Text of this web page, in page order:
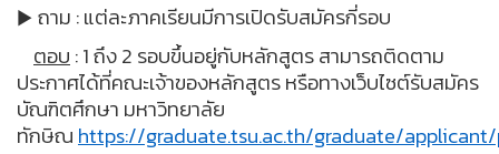
▶ ถาม : แต่ละภาคเรียนมีการเปิดรับสมัครกี่รอบ
ตอบ : 1 ถึง 2 รอบขึ้นอยู่กับหลักสูตร สามารถติดตาม
ประกาศได้ที่คณะเจ้าของหลักสูตร หรือทางเว็บไซต์รับสมัคร
บัณฑิตศึกษา มหาวิทยาลัย
ทักษิณ https://graduate.tsu.ac.th/graduate/